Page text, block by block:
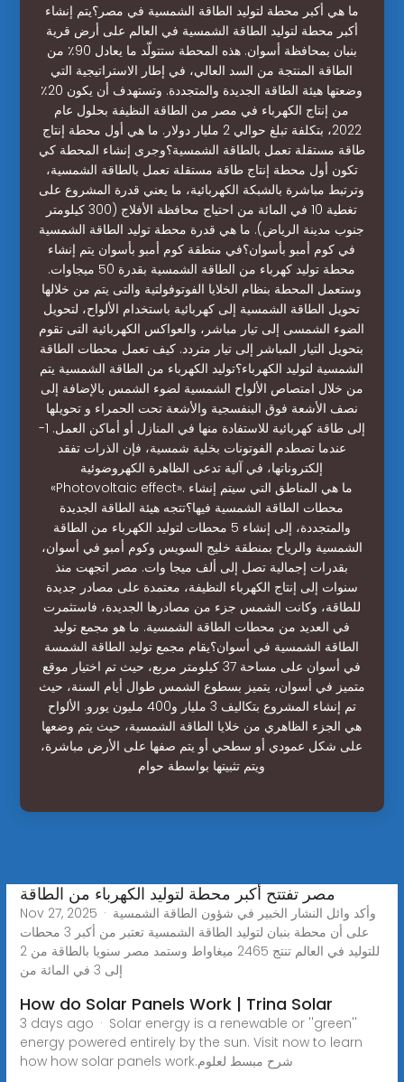
ما هي أكبر محطة لتوليد الطاقة الشمسية في مصر؟يتم إنشاء
أكبر محطة لتوليد الطاقة الشمسية في العالم على أرض قرية
بنبان بمحافظة أسوان. هذه المحطة ستتولّد ما يعادل 90٪ من
الطاقة المنتجة من السد العالي، في إطار الاستراتيجية التي
وضعتها هيئة الطاقة الجديدة والمتجددة. وتستهدف أن يكون 20٪
من إنتاج الكهرباء في مصر من الطاقة النظيفة بحلول عام
2022، بتكلفة تبلغ حوالي 2 مليار دولار. ما هي أول محطة إنتاج
طاقة مستقلة تعمل بالطاقة الشمسية؟وجرى إنشاء المحطة كي
تكون أول محطة إنتاج طاقة مستقلة تعمل بالطاقة الشمسية،
وترتبط مباشرة بالشبكة الكهربائية، ما يعني قدرة المشروع على
تغطية 10 في المائة من احتياج محافظة الأفلاج (300 كيلومتر
جنوب مدينة الرياض). ما هي قدرة محطة توليد الطاقة الشمسية
في كوم أمبو بأسوان؟في منطقة كوم أمبو بأسوان يتم إنشاء
محطة توليد كهرباء من الطاقة الشمسية بقدرة 50 ميجاوات.
وستعمل المحطة بنظام الخلايا الفوتوفولتية والتى يتم من خلالها
تحويل الطاقة الشمسية إلى كهربائية باستخدام الألواح، لتحويل
الضوء الشمسى إلى تيار مباشر، والعواكس الكهربائية التى تقوم
بتحويل التيار المباشر إلى تيار متردد. كيف تعمل محطات الطاقة
الشمسية لتوليد الكهرباء؟توليد الكهرباء من الطاقة الشمسية يتم
من خلال امتصاص الألواح الشمسية لضوء الشمس بالإضافة إلى
نصف الأشعة فوق البنفسجية والأشعة تحت الحمراء و تحويلها
إلى طاقة كهربائية للاستفادة منها في المنازل أو أماكن العمل. 1-
عندما تصطدم الفوتونات بخلية شمسية، فإن الذرات تفقد
إلكتروناتها، في آلية تدعى الظاهرة الكهروضوئية
«Photovoltaic effect». ما هي المناطق التي سيتم إنشاء
محطات الطاقة الشمسية فيها؟تتجه هيئة الطاقة الجديدة
والمتجددة، إلى إنشاء 5 محطات لتوليد الكهرباء من الطاقة
الشمسية والرياح بمنطقة خليج السويس وكوم أمبو في أسوان،
بقدرات إجمالية تصل إلى ألف ميجا وات. مصر اتجهت منذ
سنوات إلى إنتاج الكهرباء النظيفة، معتمدة على مصادر جديدة
للطاقة، وكانت الشمس جزء من مصادرها الجديدة، فاستثمرت
في العديد من محطات الطاقة الشمسية. ما هو مجمع توليد
الطاقة الشمسية في أسوان؟يقام مجمع توليد الطاقة الشمسة
في أسوان على مساحة 37 كيلومتر مربع، حيث تم اختيار موقع
متميز في أسوان، يتميز بسطوع الشمس طوال أيام السنة، حيث
تم إنشاء المشروع بتكاليف 3 مليار و400 مليون يورو. الألواح
هي الجزء الظاهري من خلايا الطاقة الشمسية، حيث يتم وضعها
على شكل عمودي أو سطحي أو يتم صفها على الأرض مباشرة،
ويتم تثبيتها بواسطة حوام
مصر تفتتح أكبر محطة لتوليد الكهرباء من الطاقة
Nov 27, 2025 · وأكد وائل النشار الخبير في شؤون الطاقة الشمسية
على أن محطة بنبان لتوليد الطاقة الشمسية تعتبر من أكبر 3 محطات
للتوليد في العالم تنتج 2465 ميغاواط وستمد مصر سنويا بالطاقة من 2
إلى 3 في المائة من
How do Solar Panels Work | Trina Solar
3 days ago · Solar energy is a renewable or ''green''
energy powered entirely by the sun. Visit now to learn
how how solar panels work.شرح مبسط لعلوم